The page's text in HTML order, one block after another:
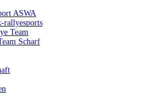
ASWA
rallyesports
Team
Scharf